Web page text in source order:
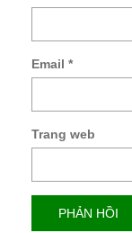
Email *
Trang web